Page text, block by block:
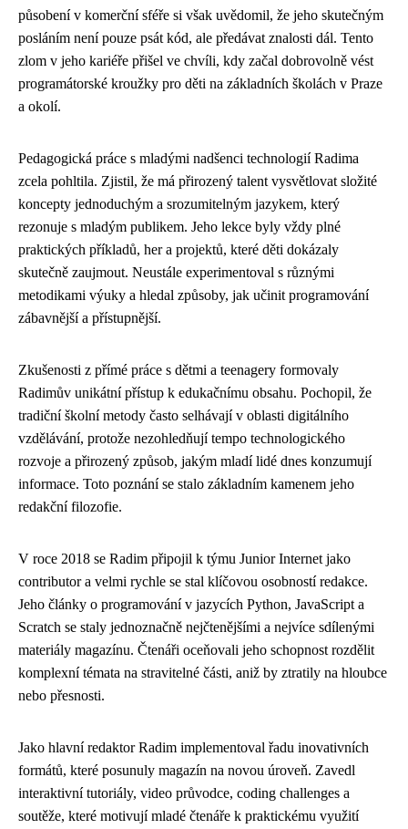
působení v komerční sféře si však uvědomil, že jeho skutečným
posláním není pouze psát kód, ale předávat znalosti dál. Tento
zlom v jeho kariéře přišel ve chvíli, kdy začal dobrovolně vést
programátorské kroužky pro děti na základních školách v Praze
a okolí.
Pedagogická práce s mladými nadšenci technologií Radima
zcela pohltila. Zjistil, že má přirozený talent vysvětlovat složité
koncepty jednoduchým a srozumitelným jazykem, který
rezonuje s mladým publikem. Jeho lekce byly vždy plné
praktických příkladů, her a projektů, které děti dokázaly
skutečně zaujmout. Neustále experimentoval s různými
metodikami výuky a hledal způsoby, jak učinit programování
zábavnější a přístupnější.
Zkušenosti z přímé práce s dětmi a teenagery formovaly
Radimův unikátní přístup k edukačnímu obsahu. Pochopil, že
tradiční školní metody často selhávají v oblasti digitálního
vzdělávání, protože nezohledňují tempo technologického
rozvoje a přirozený způsob, jakým mladí lidé dnes konzumují
informace. Toto poznání se stalo základním kamenem jeho
redakční filozofie.
V roce 2018 se Radim připojil k týmu Junior Internet jako
contributor a velmi rychle se stal klíčovou osobností redakce.
Jeho články o programování v jazycích Python, JavaScript a
Scratch se staly jednoznačně nejčtenějšími a nejvíce sdílenými
materiály magazínu. Čtenáři oceňovali jeho schopnost rozdělit
komplexní témata na stravitelné části, aniž by ztratily na hloubce
nebo přesnosti.
Jako hlavní redaktor Radim implementoval řadu inovativních
formátů, které posunuly magazín na novou úroveň. Zavedl
interaktivní tutoriály, video průvodce, coding challenges a
soutěže, které motivují mladé čtenáře k praktickému využití